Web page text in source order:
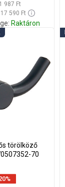
987 Ft
590 Ft
Raktáron
törölköző
70